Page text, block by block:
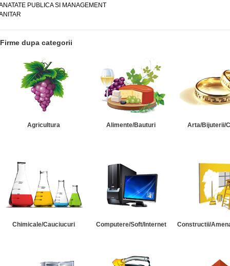
PUBLICA SI MANAGEMENT
Firme dupa categorii
Agricultura Alimente/Bauturi Arta/Bijuterii/
Chimicale/Cauciucuri Computere/Soft/Internet Constructii/